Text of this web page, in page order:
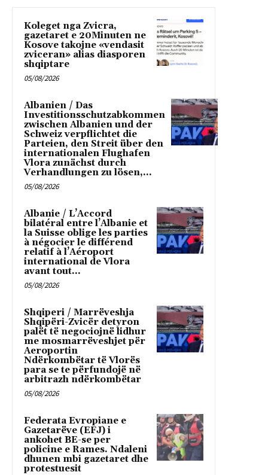
Koleget nga Zvicra,
gazetaret e 20Minuten ne
Kosove takojne «vendasit
zviceran» alias diasporen
shqiptare
05/08/2026
Albanien / Das
Investitionsschutzabkommen
zwischen Albanien und der
Schweiz verpflichtet die
Parteien, den Streit über den
internationalen Flughafen
Vlora zunächst durch
Verhandlungen zu lösen,...
05/08/2026
Albanie / L’Accord
bilatéral entre l’Albanie et
la Suisse oblige les parties
à négocier le différend
relatif à l’Aéroport
international de Vlora
avant tout...
05/08/2026
Shqiperi / Marrëveshja
Shqipëri-Zvicër detyron
palët të negociojnë lidhur
me mosmarrëveshjet për
Aeroportin
Ndërkombëtar të Vlorës
para se te përfundojë në
arbitrazh ndërkombëtar
05/08/2026
Federata Evropiane e
Gazetarëve (EFJ) i
ankohet BE-se per
policine e Rames. Ndaleni
dhunen mbi gazetaret dhe
protestuesit